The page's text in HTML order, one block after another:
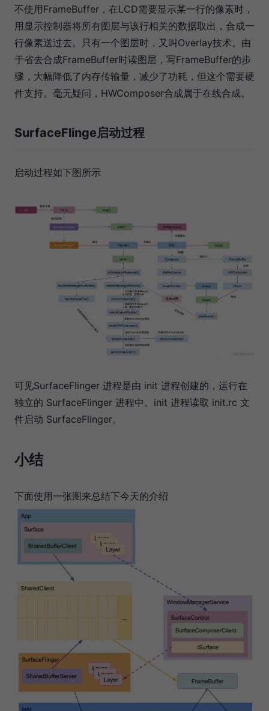
不使用FrameBuffer，在LCD需要显示某一行的像素时，
用显示控制器将所有图层与该行相关的数据取出，合成一
行像素送过去。只有一个图层时，又叫Overlay技术。由
于省去合成FrameBuffer时读图层，写FrameBuffer的步
骤，大幅降低了内存传输量，减少了功耗，但这个需要硬
件支持。毫无疑问，HWComposer合成属于在线合成。
SurfaceFlinge启动过程
启动过程如下图所示
可见SurfaceFlinger 进程是由 init 进程创建的，运行在
独立的 SurfaceFlinger 进程中。init 进程读取 init.rc 文
件启动 SurfaceFlinger。
小结
下面使用一张图来总结下今天的介绍